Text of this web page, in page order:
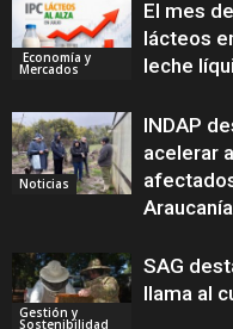
Economía y
Mercados
El mes
lácteos
leche
Noticias
INDAP
acelerar
Gestión y
Sostenibilidad
SAG
llama al